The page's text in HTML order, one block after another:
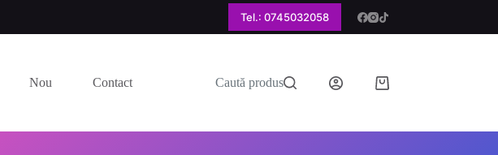
Tel.: 0745032058
Nou Contact Caută produs
Coș